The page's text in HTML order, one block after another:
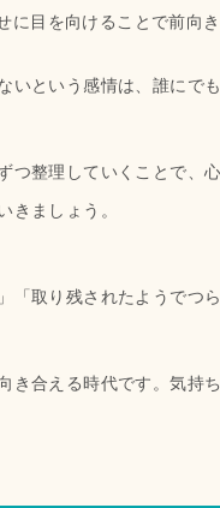
に目を向けることで前向き
いという感情は、誰にで
つ整理していくことで、
きましょう。
「取り残されたようで
き合える時代です。気持